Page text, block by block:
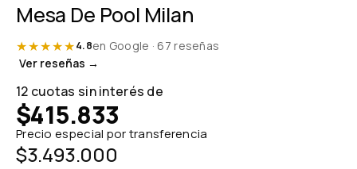
Mesa De Pool Milan
★★★★★4.8en Google · 67 reseñas
Ver reseñas →
12 cuotas sin interés de
$415.833
Precio especial por transferencia
$3.493.000